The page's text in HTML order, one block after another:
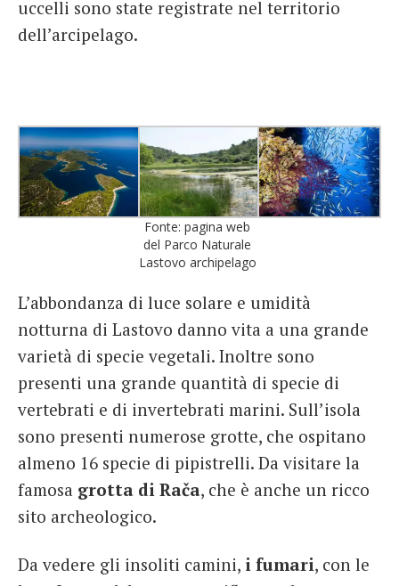
uccelli sono state registrate nel territorio
dell’arcipelago.
Fonte: pagina web
del Parco Naturale
Lastovo archipelago
L’abbondanza di luce solare e umidità
notturna di Lastovo danno vita a una grande
varietà di specie vegetali. Inoltre sono
presenti una grande quantità di specie di
vertebrati e di invertebrati marini. Sull’isola
sono presenti numerose grotte, che ospitano
almeno 16 specie di pipistrelli. Da visitare la
famosa grotta di Rača, che è anche un ricco
sito archeologico.
Da vedere gli insoliti camini, i fumari, con le